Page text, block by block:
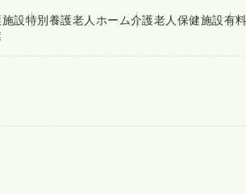
設特別養護老人ホーム介護老人保健施設有